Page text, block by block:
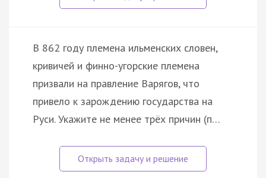
В 862 году племена ильменских словен,
кривичей и финно-угорские племена
призвали на правление Варягов, что
привело к зарождению государства на
Руси. Укажите не менее трёх причин (п…